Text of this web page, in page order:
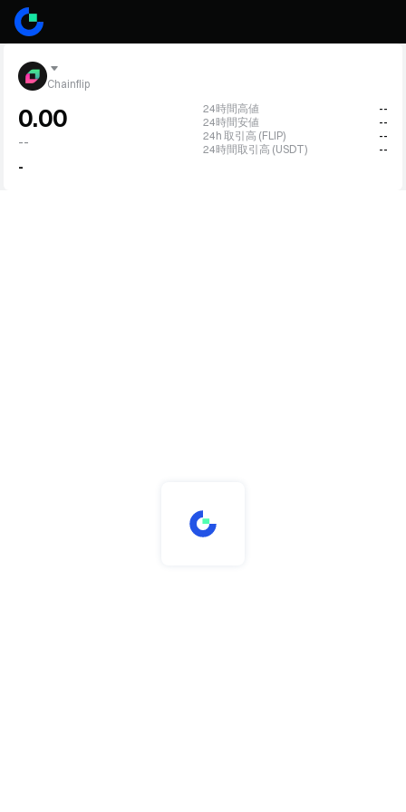
Chainflip
0.00
--
-
24時間高値
--
24時間安値
--
24h 取引高 (FLIP)
--
24時間取引高 (USDT)
--